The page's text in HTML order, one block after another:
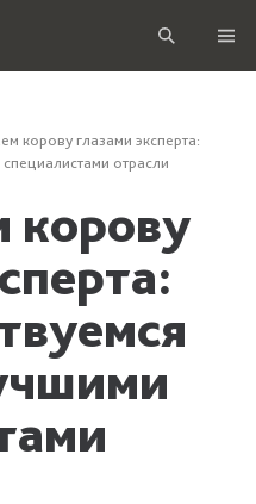
корову глазами эксперта:
отрасли
корову